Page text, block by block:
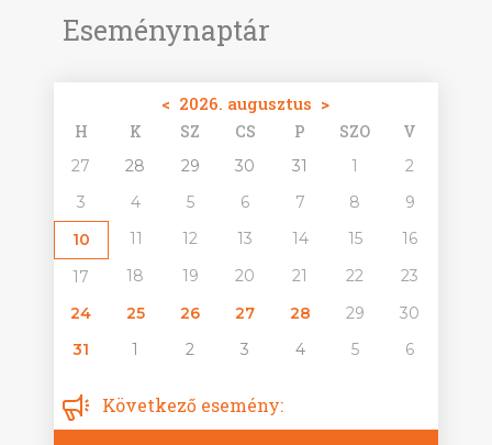
Eseménynaptár
< 2026. augusztus >
H K SZ CS P SZO V
27 28 29 30 31 1
2
3
4 5 6 7 8
9
10
11 12 13 14 15
16
17
18 19 20 21 22
23
24
25 26 27 28 29
30
31
1 2 3 4 5 6
Következő esemény: